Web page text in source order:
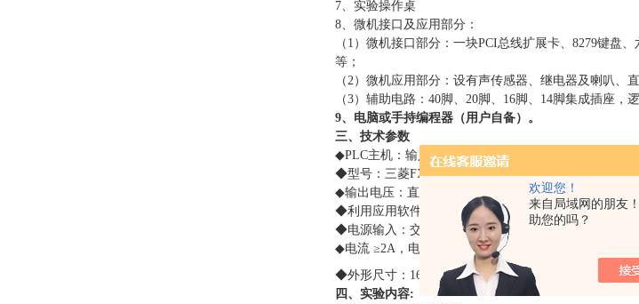
欢迎您！
来自局域网的朋友
助您的吗？
7、实验操作桌
8、微机接口及应用部分：
（ 1）微机接口部分：一块PCI总线扩展卡、8279键盘
等；
（2）微机应用部分：设有声传感器、继电器及喇叭、
（3）辅助电路：40脚、20脚、16脚、14脚集成插座，
9、电脑或手持编程器（用户自备）。
三、技术参数
◆PLC主机：输入：24点 输出16点
◆型号：三菱FX1N-40MR（也可选择西门子、欧姆龙
◆输出电压：直流
24V，电压表指示
◆利用应用软件编程
◆电源输入：交流
220V，50Hz
◆电流 ≥2A，电流具有过载保护
◆外形尺寸： 160×75×140 cm
3
四、实验内容: